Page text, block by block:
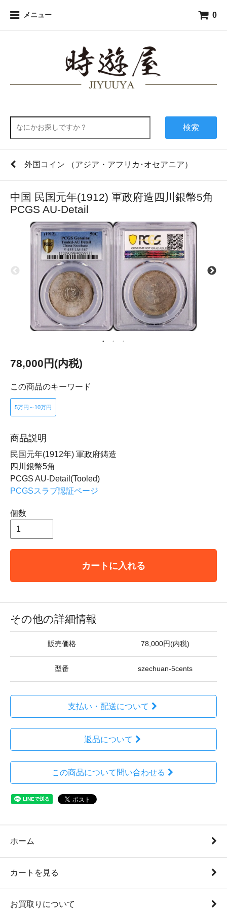
メニュー 0
検索
外国コイン （アジア・アフリカ･オセアニア）
中国 民国元年(1912) 軍政府造四川銀幣5角
PCGS AU-Detail
78,000円(内税)
この商品のキーワード
5万円～10万円
商品説明
民国元年(1912年) 軍政府鋳造
四川銀幣5角
PCGS AU-Detail(Tooled)
PCGSスラブ認証ページ
個数
カートに入れる
その他の詳細情報
販売価格 78,000円(内税)
型番 szechuan-5cents
支払い・配送について
返品について
この商品について問い合わせる
ホーム
カートを見る
お買取りについて